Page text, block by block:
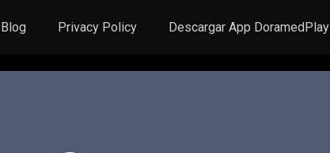
Blog Privacy Policy Descargar App DoramedPlay